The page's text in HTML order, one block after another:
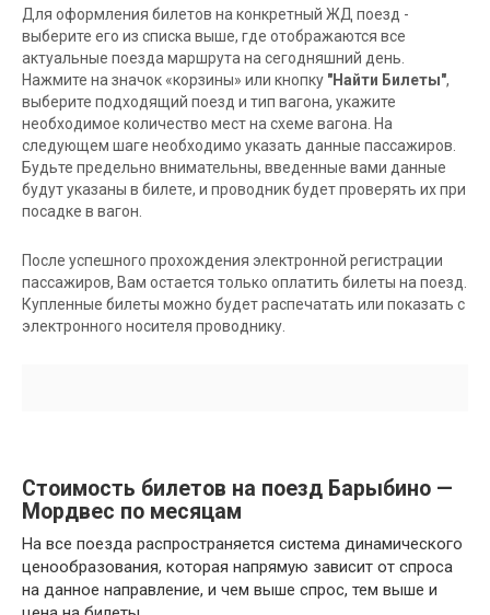
Для оформления билетов на конкретный ЖД поезд -
выберите его из списка выше, где отображаются все
актуальные поезда маршрута на сегодняшний день.
Нажмите на значок «корзины» или кнопку "Найти Билеты",
выберите подходящий поезд и тип вагона, укажите
необходимое количество мест на схеме вагона. На
следующем шаге необходимо указать данные пассажиров.
Будьте предельно внимательны, введенные вами данные
будут указаны в билете, и проводник будет проверять их при
посадке в вагон.
После успешного прохождения электронной регистрации
пассажиров, Вам остается только оплатить билеты на поезд.
Купленные билеты можно будет распечатать или показать с
электронного носителя проводнику.
Стоимость билетов на поезд Барыбино —
Мордвес по месяцам
На все поезда распространяется система динамического
ценообразования, которая напрямую зависит от спроса
на данное направление, и чем выше спрос, тем выше и